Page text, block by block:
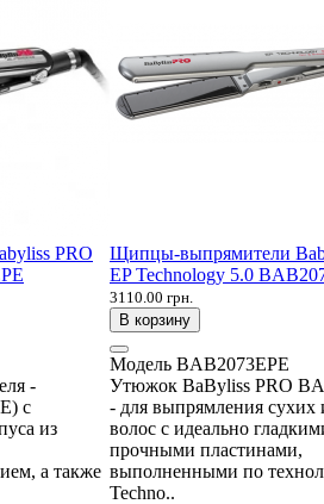
PRO
-
с
из
а также
Щипцы-выпрямители
EP Technology 5.0
3110.00 грн.
В корзину
Модель BAB2073EPE
Утюжок BaByliss PRO
- для выпрямления
волос с идеально
прочными пластинами,
выполненными по
Techno..